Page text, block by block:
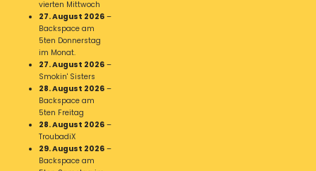
vierten Mittwoch
27. August 2026 –
Backspace am
5ten Donnerstag
im Monat.
27. August 2026 –
Smokin' Sisters
28. August 2026 –
Backspace am
5ten Freitag
28. August 2026 –
TroubadiX
29. August 2026 –
Backspace am